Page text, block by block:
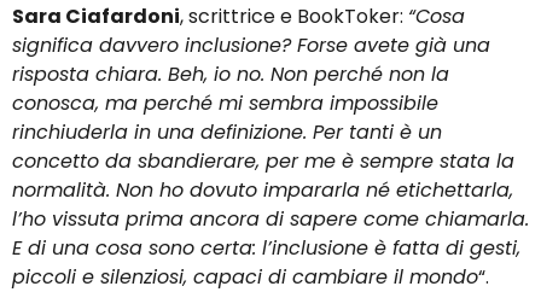
Sara Ciafardoni, scrittrice e BookToker: “Cosa
significa davvero inclusione? Forse avete già una
risposta chiara. Beh, io no. Non perché non la
conosca, ma perché mi sembra impossibile
rinchiuderla in una definizione. Per tanti è un
concetto da sbandierare, per me è sempre stata la
normalità. Non ho dovuto impararla né etichettarla,
l’ho vissuta prima ancora di sapere come chiamarla.
E di una cosa sono certa: l’inclusione è fatta di gesti,
piccoli e silenziosi, capaci di cambiare il mondo“.